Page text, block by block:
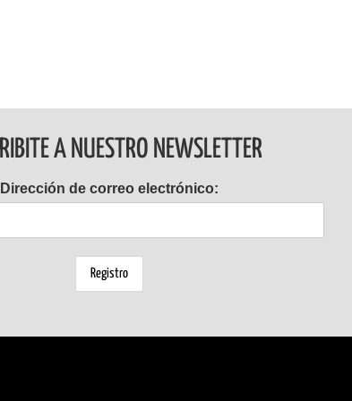
A NUESTRO NEWSLETTER
Dirección de correo electrónico: